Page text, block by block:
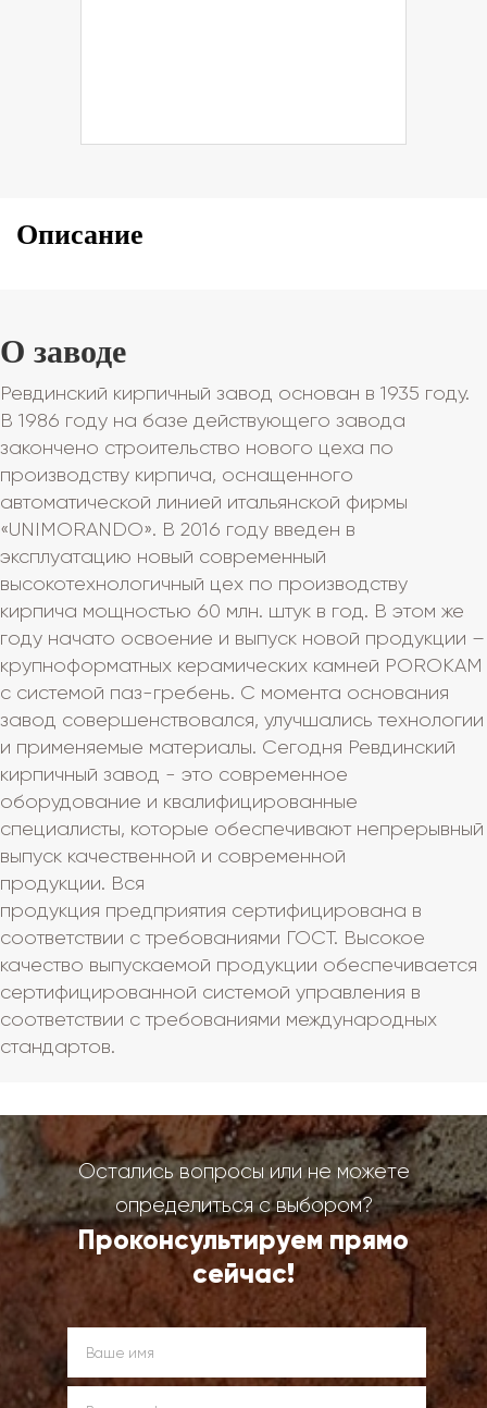
Описание
О заводе
Ревдинский кирпичный завод основан в 1935 году.
В 1986 году на базе действующего завода
закончено строительство нового цеха по
производству кирпича, оснащенного
автоматической линией итальянской фирмы
«UNIMORANDO». В 2016 году введен в
эксплуатацию новый современный
высокотехнологичный цех по производству
кирпича мощностью 60 млн. штук в год. В этом же
году начато освоение и выпуск новой продукции –
крупноформатных керамических камней POROKAM
с системой паз-гребень. С момента основания
завод совершенствовался, улучшались технологии
и применяемые материалы. Сегодня Ревдинский
кирпичный завод - это современное
оборудование и квалифицированные
специалисты, которые обеспечивают непрерывный
выпуск качественной и современной
продукции. Вся
продукция предприятия сертифицирована в
соответствии с требованиями ГОСТ. Высокое
качество выпускаемой продукции обеспечивается
сертифицированной системой управления в
соответствии с требованиями международных
стандартов.
Остались вопросы или не можете
определиться с выбором?
Проконсультируем прямо
сейчас!